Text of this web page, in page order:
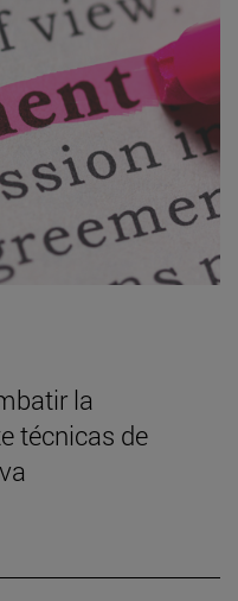
la
técnicas de